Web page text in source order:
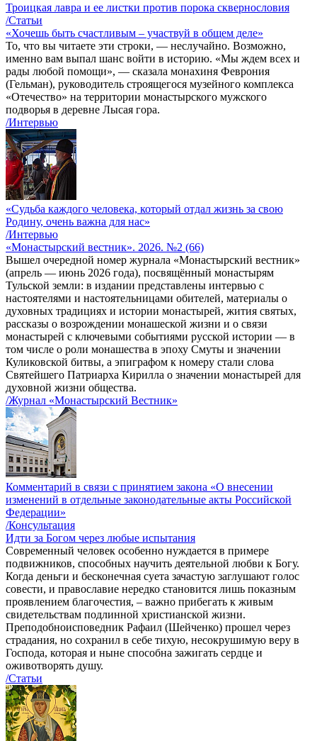
Троицкая лавра и ее листки против порока сквернословия
/Статьи
«Хочешь быть счастливым – участвуй в общем деле»
То, что вы читаете эти строки, — неслучайно. Возможно,
именно вам выпал шанс войти в историю. «Мы ждем всех и
рады любой помощи», — сказала монахиня Феврония
(Гельман), руководитель строящегося музейного комплекса
«Отечество» на территории монастырского мужского
подворья в деревне Лысая гора.
/Интервью
«Судьба каждого человека, который отдал жизнь за свою
Родину, очень важна для нас»
/Интервью
«Монастырский вестник». 2026. №2 (66)
Вышел очередной номер журнала «Монастырский вестник»
(апрель — июнь 2026 года), посвящённый монастырям
Тульской земли: в издании представлены интервью с
настоятелями и настоятельницами обителей, материалы о
духовных традициях и истории монастырей, жития святых,
рассказы о возрождении монашеской жизни и о связи
монастырей с ключевыми событиями русской истории — в
том числе о роли монашества в эпоху Смуты и значении
Куликовской битвы, а эпиграфом к номеру стали слова
Святейшего Патриарха Кирилла о значении монастырей для
духовной жизни общества.
/Журнал «Монастырский Вестник»
Комментарий в связи с принятием закона «О внесении
изменений в отдельные законодательные акты Российской
Федерации»
/Консультация
Идти за Богом через любые испытания
Современный человек особенно нуждается в примере
подвижников, способных научить деятельной любви к Богу.
Когда деньги и бесконечная суета зачастую заглушают голос
совести, и православие нередко становится лишь показным
проявлением благочестия, – важно прибегать к живым
свидетельствам подлинной христианской жизни.
Преподобноисповедник Рафаил (Шейченко) прошел через
страдания, но сохранил в себе тихую, несокрушимую веру в
Господа, которая и ныне способна зажигать сердце и
оживотворять душу.
/Статьи